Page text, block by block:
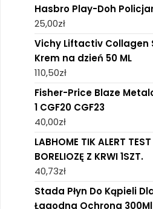
Hasbro Play-Doh
25,00zł
Vichy Liftactiv Collagen
Krem na dzień 50 ML
110,50zł
Fisher-Price Blaze
1 CGF20 CGF23
40,00zł
LABHOME TIK ALERT
BORELIOZĘ Z KRWI 1SZT.
40,73zł
Stada Płyn Do Kąpieli
Łagodna Ochrona 300Ml